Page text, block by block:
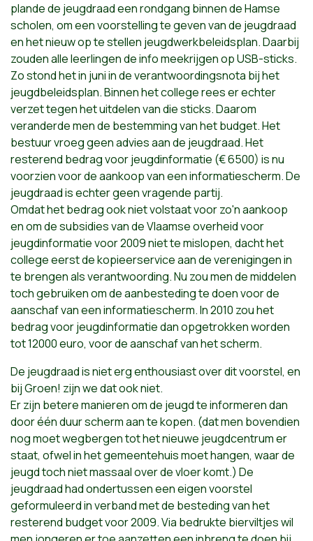
plande de jeugdraad een rondgang binnen de Hamse
scholen, om een voorstelling te geven van de jeugdraad
en het nieuw op te stellen jeugdwerkbeleidsplan. Daarbij
zouden alle leerlingen de info meekrijgen op USB-sticks.
Zo stond het in juni in de verantwoordingsnota bij het
jeugdbeleidsplan. Binnen het college rees er echter
verzet tegen het uitdelen van die sticks. Daarom
veranderde men de bestemming van het budget. Het
bestuur vroeg geen advies aan de jeugdraad. Het
resterend bedrag voor jeugdinformatie (€ 6500) is nu
voorzien voor de aankoop van een informatiescherm. De
jeugdraad is echter geen vragende partij.
Omdat het bedrag ook niet volstaat voor zo'n aankoop
en om de subsidies van de Vlaamse overheid voor
jeugdinformatie voor 2009 niet te mislopen, dacht het
college eerst de kopieerservice aan de verenigingen in
te brengen als verantwoording. Nu zou men de middelen
toch gebruiken om de aanbesteding te doen voor de
aanschaf van een informatiescherm. In 2010 zou het
bedrag voor jeugdinformatie dan opgetrokken worden
tot 12000 euro, voor de aanschaf van het scherm.
De jeugdraad is niet erg enthousiast over dit voorstel, en
bij Groen! zijn we dat ook niet.
Er zijn betere manieren om de jeugd te informeren dan
door één duur scherm aan te kopen. (dat men bovendien
nog moet wegbergen tot het nieuwe jeugdcentrum er
staat, ofwel in het gemeentehuis moet hangen, waar de
jeugd toch niet massaal over de vloer komt.) De
jeugdraad had ondertussen een eigen voorstel
geformuleerd in verband met de besteding van het
resterend budget voor 2009. Via bedrukte bierviltjes wil